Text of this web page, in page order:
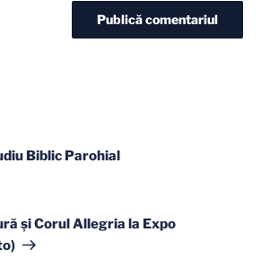
Biblic Parohial
şi Corul Allegria la Expo